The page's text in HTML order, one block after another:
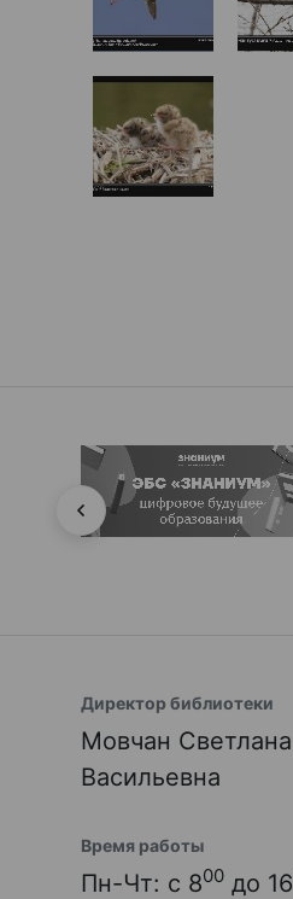
Директор библиотеки
Мовчан Светлана
Васильевна
Время работы
Пн-Чт: с 800 до 16